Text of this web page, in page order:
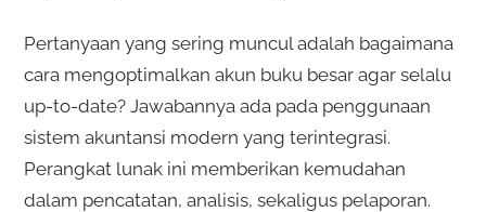
Pertanyaan yang sering muncul adalah bagaimana
cara mengoptimalkan akun buku besar agar selalu
up-to-date? Jawabannya ada pada penggunaan
sistem akuntansi modern yang terintegrasi.
Perangkat lunak ini memberikan kemudahan
dalam pencatatan, analisis, sekaligus pelaporan.